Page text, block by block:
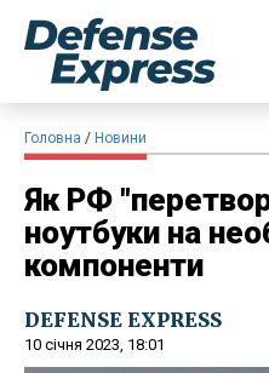
Головна Новини
Як РФ
ноутбуки на
компоненти
DEFENSE EXPRESS
10 січня 2023, 18:01